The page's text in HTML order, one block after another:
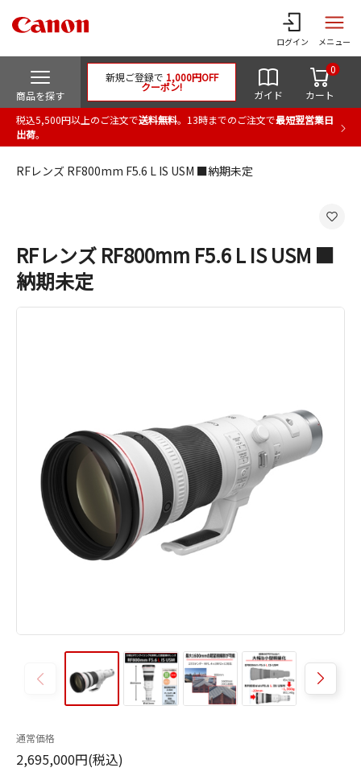
ログイン メニュー
商品を探す
新規ご登録で 1,000円OFF
クーポン!
ガイド カート
0
税込5,500円以上のご注文で送料無料。13時までのご注文で最短翌営業日
出荷。
RFレンズ RF800mm F5.6 L IS USM ■納期未定
RFレンズ RF800mm F5.6 L IS USM ■
納期未定
通常価格
2,695,000円(税込)